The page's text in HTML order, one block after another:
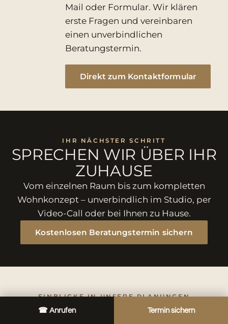
Mail oder Formular. Wir klären
erste Fragen und vereinbaren
einen unverbindlichen
Beratungstermin.
Direkt zum Kontaktformular
IHR NÄCHSTER SCHRITT
SPRECHEN WIR ÜBER IHR
ZUHAUSE
Vom einzelnen Raum bis zum kompletten
Wohnkonzept – unverbindlich im Studio, per
Video-Call oder bei Ihnen zu Hause.
Kostenlosen Beratungstermin sichern
EINBLICKE IN UNSERE PLANUNGEN
SO SIEHT IHR ZUHAUSE
☎ Anrufen Termin sichern